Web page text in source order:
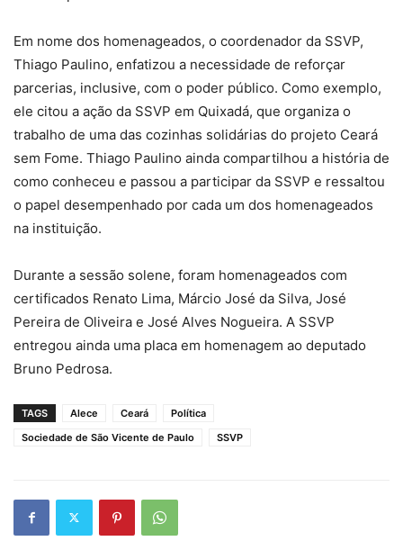
Em nome dos homenageados, o coordenador da SSVP,
Thiago Paulino, enfatizou a necessidade de reforçar
parcerias, inclusive, com o poder público. Como exemplo,
ele citou a ação da SSVP em Quixadá, que organiza o
trabalho de uma das cozinhas solidárias do projeto Ceará
sem Fome. Thiago Paulino ainda compartilhou a história de
como conheceu e passou a participar da SSVP e ressaltou
o papel desempenhado por cada um dos homenageados
na instituição.
Durante a sessão solene, foram homenageados com
certificados Renato Lima, Márcio José da Silva, José
Pereira de Oliveira e José Alves Nogueira. A SSVP
entregou ainda uma placa em homenagem ao deputado
Bruno Pedrosa.
TAGS Alece Ceará
Política
Sociedade de São Vicente de Paulo
SSVP